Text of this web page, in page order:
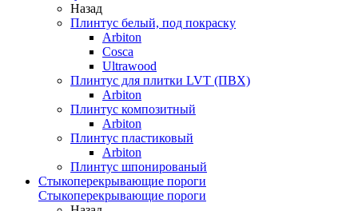
Назад
Плинтус белый, под покраску
Arbiton
Cosca
Ultrawood
Плинтус для плитки LVT (ПВХ)
Arbiton
Плинтус композитный
Arbiton
Плинтус пластиковый
Arbiton
Плинтус шпонированый
Стыкоперекрывающие пороги
Стыкоперекрывающие пороги